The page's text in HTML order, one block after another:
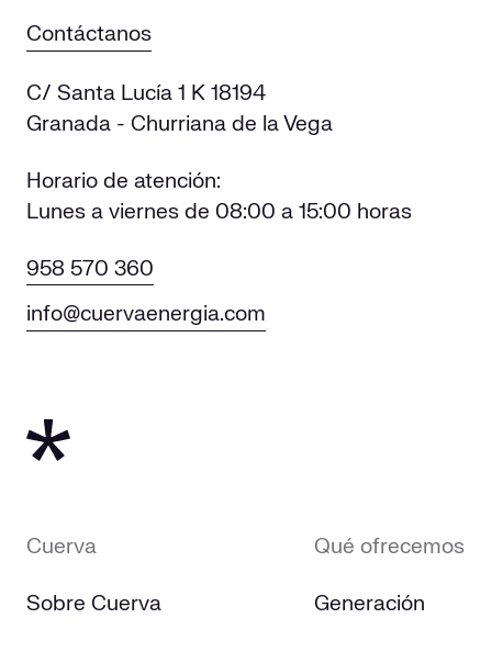
Contáctanos
C/ Santa Lucía 1 K 18194
Granada - Churriana de la Vega
Horario de atención:
Lunes a viernes de 08:00 a 15:00 horas
958 570 360
info@cuervaenergia.com
Cuerva
Sobre Cuerva
Qué ofrecemos
Generación